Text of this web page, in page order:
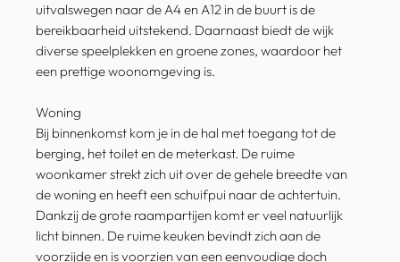
uitvalswegen naar de A4 en A12 in de buurt is de
bereikbaarheid uitstekend. Daarnaast biedt de wijk
diverse speelplekken en groene zones, waardoor het
een prettige woonomgeving is.
Woning
Bij binnenkomst kom je in de hal met toegang tot de
berging, het toilet en de meterkast. De ruime
woonkamer strekt zich uit over de gehele breedte van
de woning en heeft een schuifpui naar de achtertuin.
Dankzij de grote raampartijen komt er veel natuurlijk
licht binnen. De ruime keuken bevindt zich aan de
voorzijde en is voorzien van een eenvoudige doch